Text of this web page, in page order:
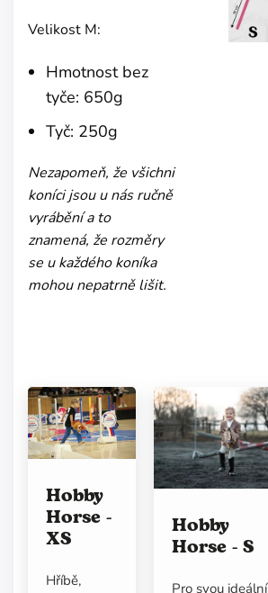
Velikost M:
Hmotnost bez
tyče: 650g
Tyč: 250g
Nezapomeň, že všichni
koníci jsou u nás ručně
vyrábění a to
znamená, že rozměry
se u každého koníka
mohou nepatrně lišit.
Hobby
Horse -
XS
Hříbě,
Hobby
Horse - S
Pro svou ideální